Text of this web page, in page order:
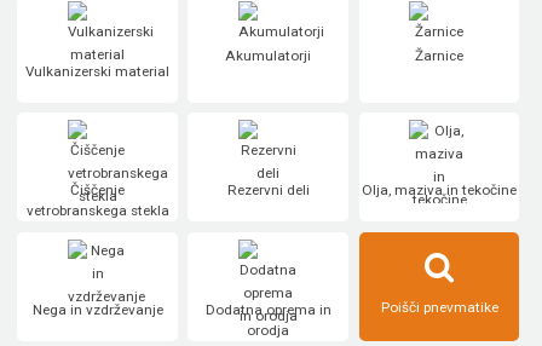
Vulkanizerski material
Akumulatorji Žarnice
Čiščenje
vetrobranskega stekla
Rezervni deli Olja, maziva in tekočine
Nega in vzdrževanje
Dodatna oprema in
orodja
Poišči pnevmatike